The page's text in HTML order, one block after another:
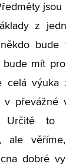
jsou
z
bude
mít
výuka
v převážné
Určitě to
ale
dobré